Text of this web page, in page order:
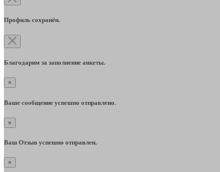
Профиль сохранён.
Благодарим за заполнение анкеты.
×
Ваше сообщение успешно отправлено.
×
Ваш Отзыв успешно отправлен.
×